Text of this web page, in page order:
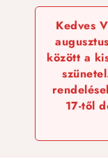
Kedves
között a
17-től